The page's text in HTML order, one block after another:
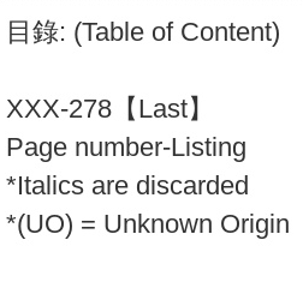
目錄: (Table of Content)
XXX-278【Last】
Page number-Listing
*Italics are discarded
*(UO) = Unknown Origin